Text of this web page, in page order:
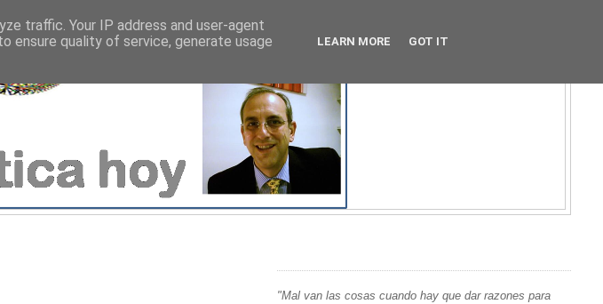
"Mal van las cosas cuando hay que dar razones para
traffic. Your IP address and user-agent
ensure quality of service, generate usage
LEARN MORE GOT IT